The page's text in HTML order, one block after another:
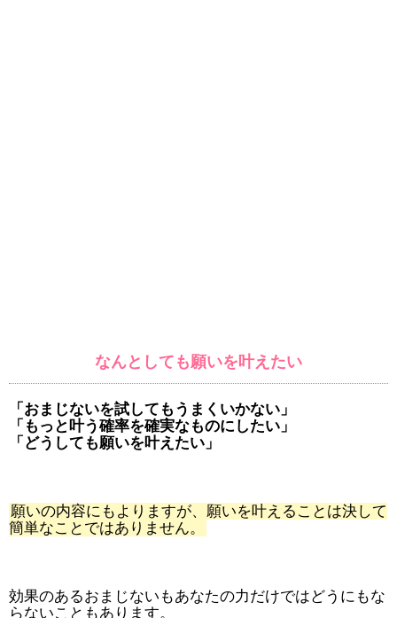
なんとしても願いを叶えたい
「おまじないを試してもうまくいかない」
「もっと叶う確率を確実なものにしたい」
「どうしても願いを叶えたい」
願いの内容にもよりますが、願いを叶えることは決して
簡単なことではありません。
効果のあるおまじないもあなたの力だけではどうにもな
らないこともあります。